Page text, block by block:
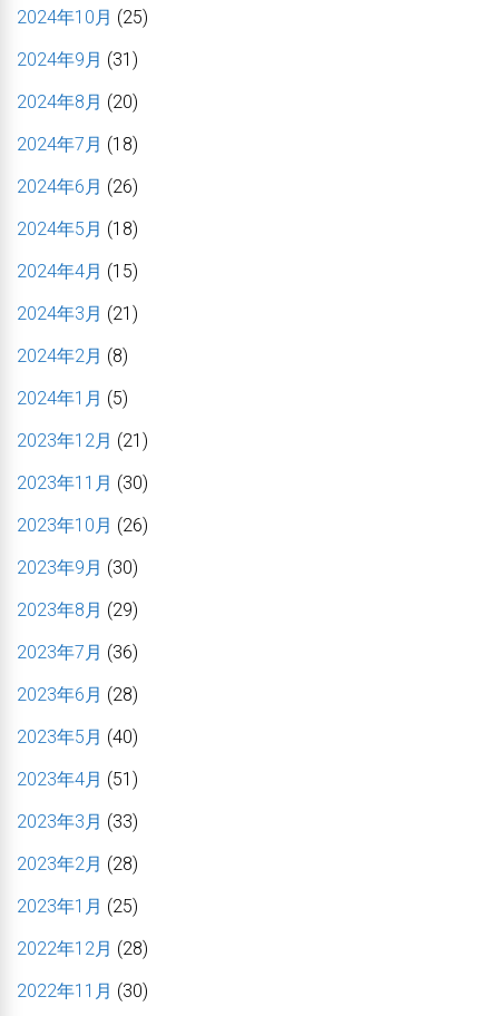
2024年10月 (25)
2024年9月 (31)
2024年8月 (20)
2024年7月 (18)
2024年6月 (26)
2024年5月 (18)
2024年4月 (15)
2024年3月 (21)
2024年2月 (8)
2024年1月 (5)
2023年12月 (21)
2023年11月 (30)
2023年10月 (26)
2023年9月 (30)
2023年8月 (29)
2023年7月 (36)
2023年6月 (28)
2023年5月 (40)
2023年4月 (51)
2023年3月 (33)
2023年2月 (28)
2023年1月 (25)
2022年12月 (28)
2022年11月 (30)